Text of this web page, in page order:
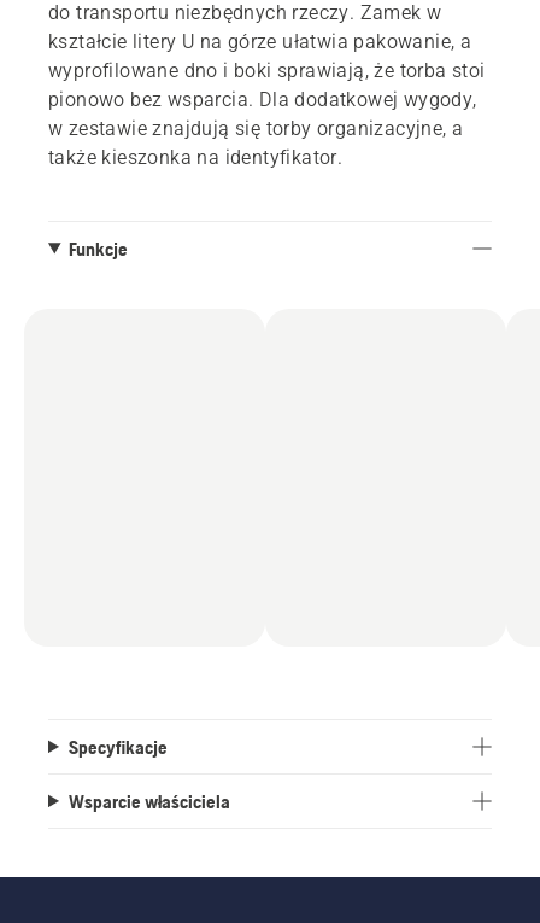
do transportu niezbędnych rzeczy. Zamek w
kształcie litery U na górze ułatwia pakowanie, a
wyprofilowane dno i boki sprawiają, że torba stoi
pionowo bez wsparcia. Dla dodatkowej wygody,
w zestawie znajdują się torby organizacyjne, a
także kieszonka na identyfikator.
Funkcje
Specyfikacje
Wsparcie właściciela